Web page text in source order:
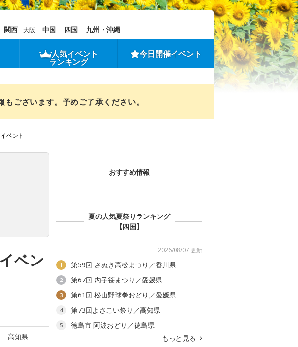
関西 大阪 中国 四国 九州・沖縄
人気イベント
ランキング
今日開催イベント
ございます。予めご了承ください。
ベント
ベン
高知県
おすすめ情報
夏の人気夏祭りランキング
【四国】
2026/08/07 更新
1 第59回 さぬき高松まつり／香川県
2 第67回 内子笹まつり／愛媛県
3 第61回 松山野球拳おどり／愛媛県
4 第73回よさこい祭り／高知県
5
徳島市 阿波おどり／徳島県
もっと見る